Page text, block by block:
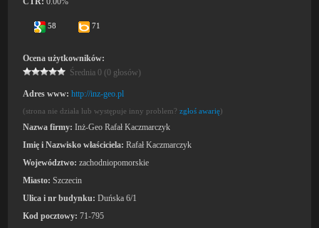
58 71
Ocena użytkowników:
Średnia 0 (0 głosów)
Adres www: http://inz-geo.pl
(strona nie działa lub występuje inny problem?zgłoś awarię)
Nazwa firmy: Inż-Geo Rafał Kaczmarczyk
Imię i Nazwisko właściciela: Rafał Kaczmarczyk
Województwo: zachodniopomorskie
Miasto: Szczecin
Ulica i nr budynku: Duńska 6/1
Kod pocztowy: 71-795